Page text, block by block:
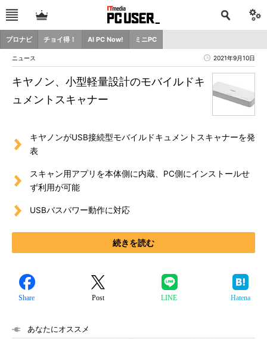
プロナビ チョイ得！ AI PC Now! ミニPC
ニュース 2021年9月10日
キヤノン、小型軽量設計のモバイルドキ
ュメントスキャナー
キヤノンがUSB接続型モバイルドキュメントスキャナーを発
表
スキャン用アプリを本体側に内蔵、PC側にインストールせ
ず利用が可能
USBバスパワー動作に対応
続きを読む
Share Post LINE Hatena
あなたにオススメ